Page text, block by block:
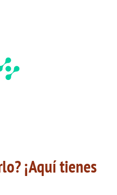
¡Aquí tienes